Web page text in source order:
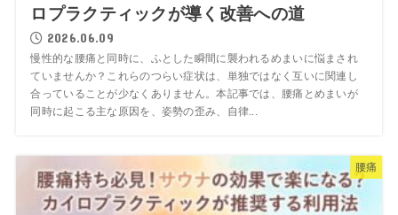
ロプラクティックが導く改善への道
2026.06.09
慢性的な腰痛と同時に、ふとした瞬間に襲われるめまいに悩まされ
ていませんか？これらのつらい症状は、単独ではなく互いに関連し
合っていることが少なくありません。本記事では、腰痛とめまいが
同時に起こる主な原因を、姿勢の歪み、自律...
腰痛